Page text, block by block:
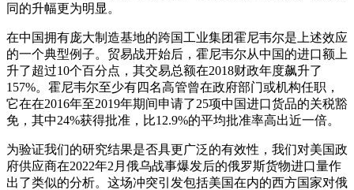
同的升幅更为明显。
在中国拥有庞大制造基地的跨国工业集团霍尼韦尔是上述效应
的一个典型例子。贸易战开始后，霍尼韦尔从中国的进口额上
升了超过10个百分点，其交易总额在2018财政年度飙升了
157%。霍尼韦尔至少有四名高管曾在政府部门或机构任职，
它在在2016年至2019年期间申请了25项中国进口货品的关税豁
免，其中24%获得批准，比12.9%的平均批准率高出近一倍。
为验证我们的研究结果是否具更广泛的有效性，我们对美国政
府供应商在2022年2月俄乌战事爆发后的俄罗斯货物进口量作
出了类似的分析。这场冲突引发包括美国在内的西方国家对俄